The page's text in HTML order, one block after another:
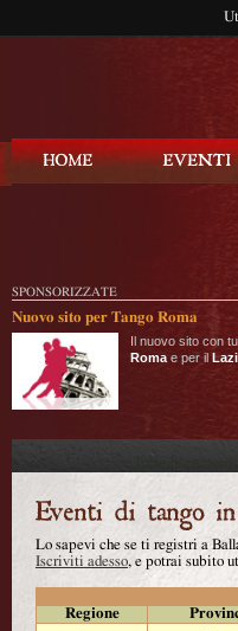
SPONSORIZZATE
Nuovo sito per Tango Roma
Il nuovo sito con
Roma e per il
Lo sapevi che se ti registri a
Iscriviti adesso, e potrai subito
Regione